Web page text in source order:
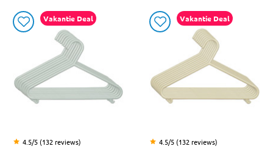
Vakantie Deal
4.5/5 (132 reviews)
Vakantie Deal
4.5/5 (132 reviews)